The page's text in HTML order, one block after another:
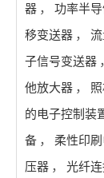
器 ， 功率半
移变送器 ，
子信号变送器
他放大器 ，
的电子控制装
备 ， 柔性印
压器 ， 光纤